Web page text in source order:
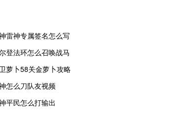
雷神专属签名怎么写
登法环怎么召唤战马
萝卜58关金萝卜攻略
怎么刀队友视频
平民怎么打输出